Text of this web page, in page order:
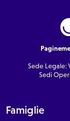
Sede Legale:
Sedi
Famiglie